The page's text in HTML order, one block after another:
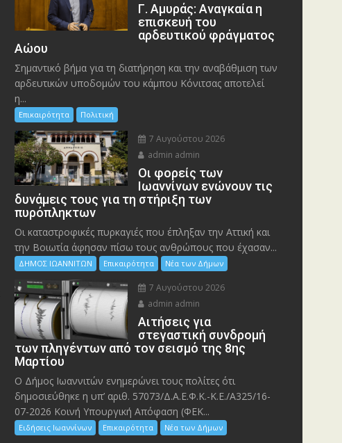
Γ. Αμυράς: Αναγκαία η
επισκευή του
αρδευτικού φράγματος
Αώου
Σημαντικό βήμα για τη διατήρηση και την αναβάθμιση των
αρδευτικών υποδομών του κάμπου Κόνιτσας αποτελεί
η...
Επικαιρότητα Πολιτική
7 Αυγούστου 2026
admin admin
Οι φορείς των
Ιωαννίνων ενώνουν τις
δυνάμεις τους για τη στήριξη των
πυρόπληκτων
Οι καταστροφικές πυρκαγιές που έπληξαν την Αττική και
την Bοιωτία άφησαν πίσω τους ανθρώπους που έχασαν...
ΔΗΜΟΣ ΙΩΑΝΝΙΤΩΝ Επικαιρότητα Νέα των Δήμων
7 Αυγούστου 2026
admin admin
Αιτήσεις για
στεγαστική συνδρομή
των πληγέντων από τον σεισμό της 8ης
Μαρτίου
Ο Δήμος Ιωαννιτών ενημερώνει τους πολίτες ότι
δημοσιεύθηκε η υπ’ αριθ. 57073/Δ.Α.Ε.Φ.Κ.-Κ.Ε./Α325/16-
07-2026 Κοινή Υπουργική Απόφαση (ΦΕΚ...
Ειδήσεις Ιωαννίνων Επικαιρότητα Νέα των Δήμων